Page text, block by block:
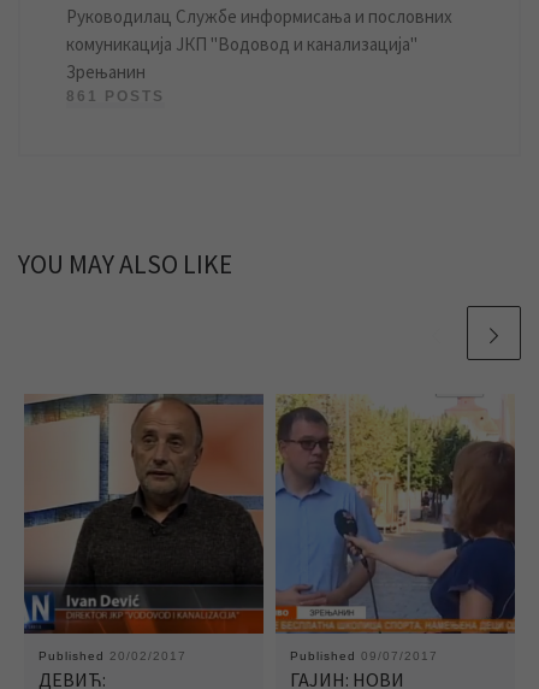
Руководилац Службе информисања и пословних
комуникација ЈКП "Водовод и канализација"
Зрењанин
861 POSTS
YOU MAY ALSO LIKE
Published 20/02/2017
ДЕВИЋ:
Published 09/07/2017
ГАЈИН: НОВИ